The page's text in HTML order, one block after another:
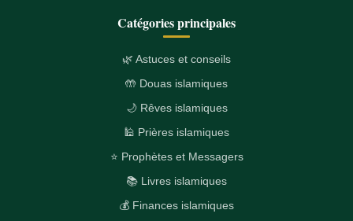
Catégories principales
🌿 Astuces et conseils
🤲 Douas islamiques
🌙 Rêves islamiques
🕌 Prières islamiques
⭐ Prophètes et Messagers
📚 Livres islamiques
💰 Finances islamiques